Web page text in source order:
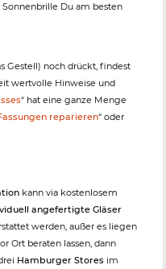
Du am besten
Gestell) noch drückt, findest
wertvolle Hinweise und
“ hat eine ganze Menge
reparieren“ oder
kann via kostenlosem
angefertigte Gläser
werden, außer es liegen
Ort beraten lassen, dann
Hamburger Stores im